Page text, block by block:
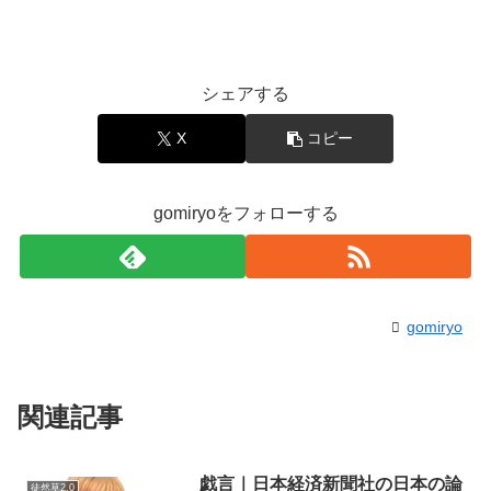
シェアする
X コピー
gomiryoをフォローする
gomiryo
関連記事
徒然草2.0 戯言｜日本経済新聞社の日本の論